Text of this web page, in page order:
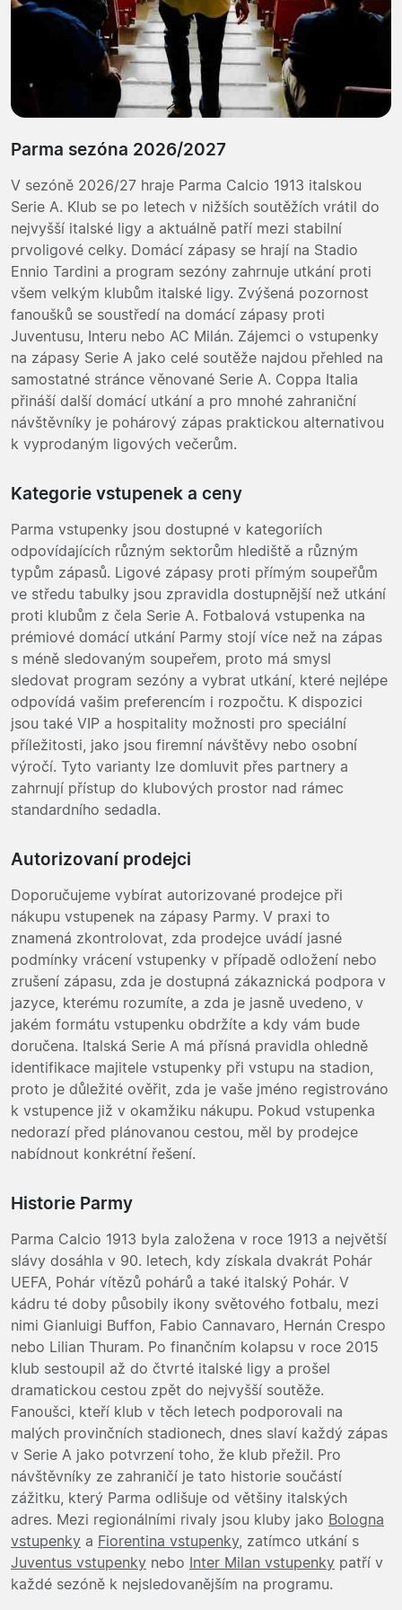
Parma sezóna 2026/2027
V sezóně 2026/27 hraje Parma Calcio 1913 italskou
Serie A. Klub se po letech v nižších soutěžích vrátil do
nejvyšší italské ligy a aktuálně patří mezi stabilní
prvoligové celky. Domácí zápasy se hrají na Stadio
Ennio Tardini a program sezóny zahrnuje utkání proti
všem velkým klubům italské ligy. Zvýšená pozornost
fanoušků se soustředí na domácí zápasy proti
Juventusu, Interu nebo AC Milán. Zájemci o vstupenky
na zápasy Serie A jako celé soutěže najdou přehled na
samostatné stránce věnované Serie A. Coppa Italia
přináší další domácí utkání a pro mnohé zahraniční
návštěvníky je pohárový zápas praktickou alternativou
k vyprodaným ligových večerům.
Kategorie vstupenek a ceny
Parma vstupenky jsou dostupné v kategoriích
odpovídajících různým sektorům hlediště a různým
typům zápasů. Ligové zápasy proti přímým soupeřům
ve středu tabulky jsou zpravidla dostupnější než utkání
proti klubům z čela Serie A. Fotbalová vstupenka na
prémiové domácí utkání Parmy stojí více než na zápas
s méně sledovaným soupeřem, proto má smysl
sledovat program sezóny a vybrat utkání, které nejlépe
odpovídá vašim preferencím i rozpočtu. K dispozici
jsou také VIP a hospitality možnosti pro speciální
příležitosti, jako jsou firemní návštěvy nebo osobní
výročí. Tyto varianty lze domluvit přes partnery a
zahrnují přístup do klubových prostor nad rámec
standardního sedadla.
Autorizovaní prodejci
Doporučujeme vybírat autorizované prodejce při
nákupu vstupenek na zápasy Parmy. V praxi to
znamená zkontrolovat, zda prodejce uvádí jasné
podmínky vrácení vstupenky v případě odložení nebo
zrušení zápasu, zda je dostupná zákaznická podpora v
jazyce, kterému rozumíte, a zda je jasně uvedeno, v
jakém formátu vstupenku obdržíte a kdy vám bude
doručena. Italská Serie A má přísná pravidla ohledně
identifikace majitele vstupenky při vstupu na stadion,
proto je důležité ověřit, zda je vaše jméno registrováno
k vstupence již v okamžiku nákupu. Pokud vstupenka
nedorazí před plánovanou cestou, měl by prodejce
nabídnout konkrétní řešení.
Historie Parmy
Parma Calcio 1913 byla založena v roce 1913 a největší
slávy dosáhla v 90. letech, kdy získala dvakrát Pohár
UEFA, Pohár vítězů pohárů a také italský Pohár. V
kádru té doby působily ikony světového fotbalu, mezi
nimi Gianluigi Buffon, Fabio Cannavaro, Hernán Crespo
nebo Lilian Thuram. Po finančním kolapsu v roce 2015
klub sestoupil až do čtvrté italské ligy a prošel
dramatickou cestou zpět do nejvyšší soutěže.
Fanoušci, kteří klub v těch letech podporovali na
malých provinčních stadionech, dnes slaví každý zápas
v Serie A jako potvrzení toho, že klub přežil. Pro
návštěvníky ze zahraničí je tato historie součástí
zážitku, který Parma odlišuje od většiny italských
adres. Mezi regionálními rivaly jsou kluby jako Bologna
vstupenky a Fiorentina vstupenky, zatímco utkání s
Juventus vstupenky nebo Inter Milan vstupenky patří v
každé sezóně k nejsledovanějším na programu.